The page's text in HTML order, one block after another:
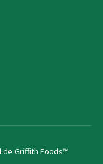
de Griffith Foods™